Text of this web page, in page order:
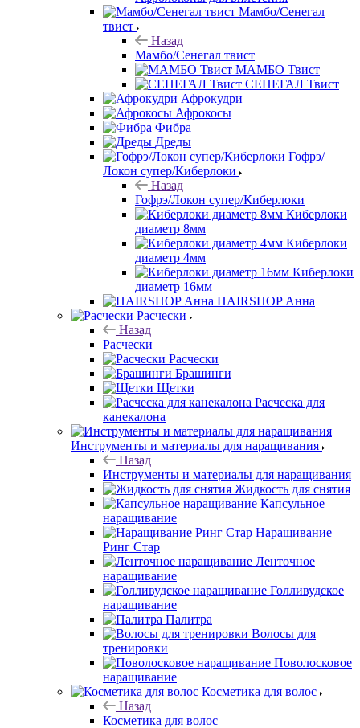
Мамбо/Сенегал
твист
Назад
Мамбо/Сенегал твист
МАМБО Твист
СЕНЕГАЛ Твист
Афрокудри
Афрокосы
Фибра
Дреды
Гофрэ/
Локон супер/Киберлоки
Назад
Гофрэ/Локон супер/Киберлоки
Киберлоки
диаметр 8мм
Киберлоки
диаметр 4мм
Киберлоки
диаметр 16мм
HAIRSHOP Анна
Расчески
Назад
Расчески
Расчески
Брашинги
Щетки
Расческа для
канекалона
Инструменты и материалы для наращивания
Назад
Инструменты и материалы для наращивания
Жидкость для снятия
Капсульное
наращивание
Наращивание
Ринг Стар
Ленточное
наращивание
Голливудское
наращивание
Палитра
Волосы для
тренировки
Поволосковое
наращивание
Косметика для волос
Назад
Косметика для волос